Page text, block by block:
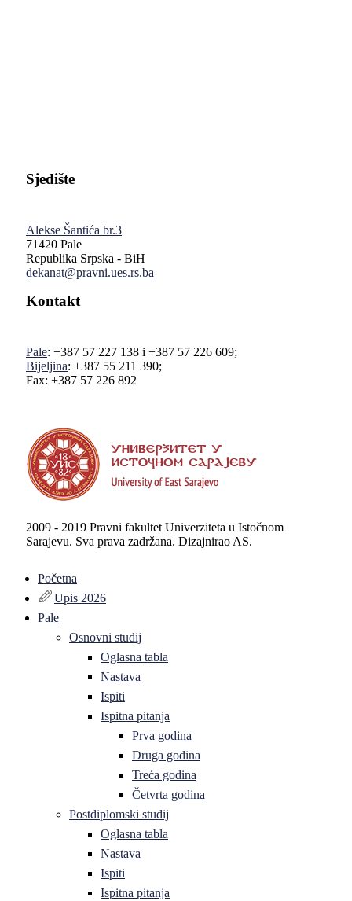
Sjedište
Alekse Šantića br.3
71420 Pale
Republika Srpska - BiH
dekanat@pravni.ues.rs.ba
Kontakt
Pale: +387 57 227 138 i +387 57 226 609;
Bijeljina: +387 55 211 390;
Fax: +387 57 226 892
2009 - 2019 Pravni fakultet Univerziteta u Istočnom
Sarajevu. Sva prava zadržana. Dizajnirao AS.
Početna
Upis 2026
Pale
Osnovni studij
Oglasna tabla
Nastava
Ispiti
Ispitna pitanja
Prva godina
Druga godina
Treća godina
Četvrta godina
Postdiplomski studij
Oglasna tabla
Nastava
Ispiti
Ispitna pitanja